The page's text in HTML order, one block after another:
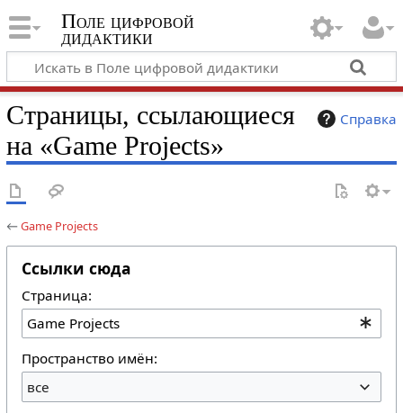
Поле цифровой
дидактики
Справка
Страницы, ссылающиеся
на «Game Projects»
←Game Projects
Ссылки сюда
Страница:
Пространство имён:
все